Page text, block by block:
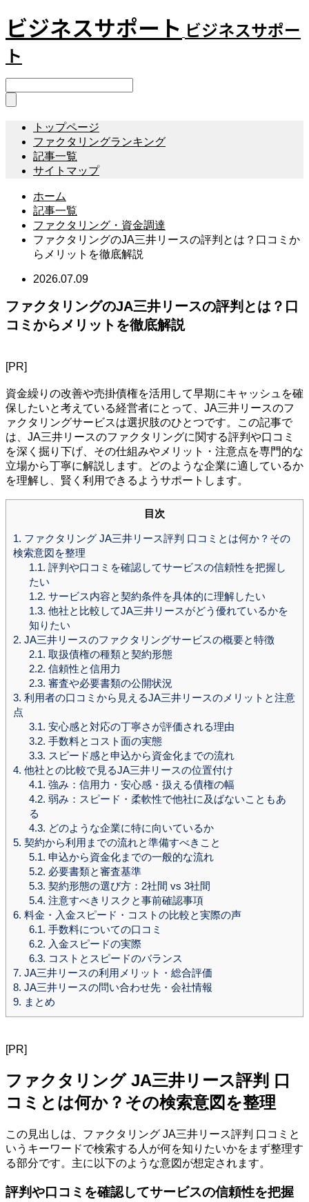
ビジネスサポート ビジネスサポー
ト
トップページ
ファクタリングランキング
記事一覧
サイトマップ
ホーム
記事一覧
ファクタリング・資金調達
ファクタリングのJA三井リースの評判とは？口コミか
らメリットを徹底解説
2026.07.09
ファクタリングのJA三井リースの評判とは？口
コミからメリットを徹底解説
[PR]
資金繰りの改善や売掛債権を活用して早期にキャッシュを確
保したいと考えている経営者にとって、JA三井リースのフ
ァクタリングサービスは選択肢のひとつです。この記事で
は、JA三井リースのファクタリングに関する評判や口コミ
を深く掘り下げ、その仕組みやメリット・注意点を専門的な
立場から丁寧に解説します。どのような企業に適しているか
を理解し、賢く利用できるようサポートします。
目次
1. ファクタリング JA三井リース評判 口コミとは何か？その
検索意図を整理
1.1. 評判や口コミを確認してサービスの信頼性を把握し
たい
1.2. サービス内容と契約条件を具体的に理解したい
1.3. 他社と比較してJA三井リースがどう優れているかを
知りたい
2. JA三井リースのファクタリングサービスの概要と特徴
2.1. 取扱債権の種類と契約形態
2.2. 信頼性と信用力
2.3. 審査や必要書類の公開状況
3. 利用者の口コミから見えるJA三井リースのメリットと注意
点
3.1. 安心感と対応の丁寧さが評価される理由
3.2. 手数料とコスト面の実態
3.3. スピード感と申込から資金化までの流れ
4. 他社との比較で見るJA三井リースの位置付け
4.1. 強み：信用力・安心感・扱える債権の幅
4.2. 弱み：スピード・柔軟性で他社に及ばないこともあ
る
4.3. どのような企業に特に向いているか
5. 契約から利用までの流れと準備すべきこと
5.1. 申込から資金化までの一般的な流れ
5.2. 必要書類と審査基準
5.3. 契約形態の選び方：2社間 vs 3社間
5.4. 注意すべきリスクと事前確認事項
6. 料金・入金スピード・コストの比較と実際の声
6.1. 手数料についての口コミ
6.2. 入金スピードの実際
6.3. コストとスピードのバランス
7. JA三井リースの利用メリット・総合評価
8. JA三井リースの問い合わせ先・会社情報
9. まとめ
[PR]
ファクタリング JA三井リース評判 口
コミとは何か？その検索意図を整理
この見出しは、ファクタリング JA三井リース評判 口コミと
いうキーワードで検索する人が何を知りたいかをまず整理す
る部分です。主に以下のような意図が想定されます。
評判や口コミを確認してサービスの信頼性を把握